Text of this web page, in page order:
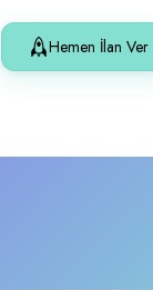
Hemen İlan Ver